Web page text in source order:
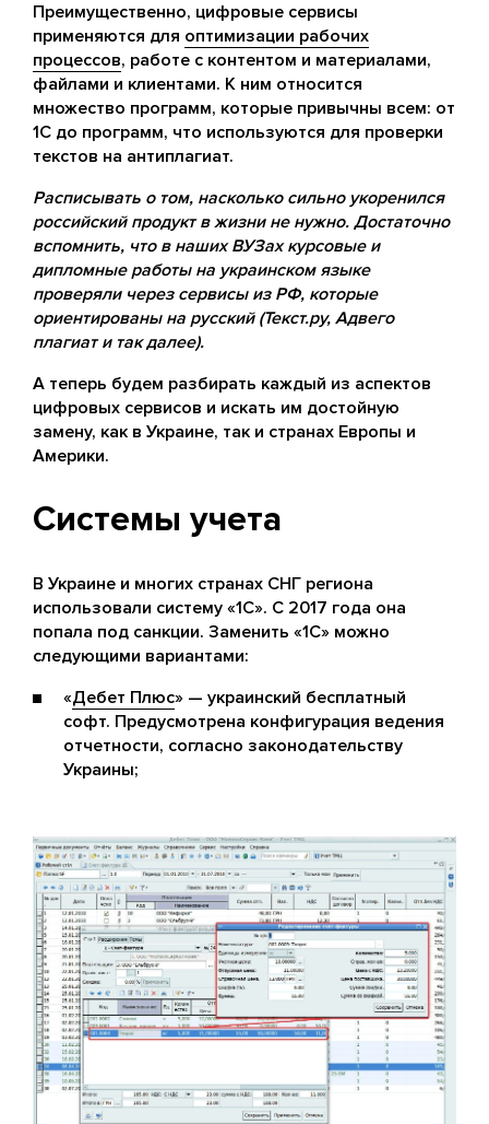
Преимущественно, цифровые сервисы
применяются для оптимизации рабочих
процессов, работе с контентом и материалами,
файлами и клиентами. К ним относится
множество программ, которые привычны всем: от
1С до программ, что используются для проверки
текстов на антиплагиат.
Расписывать о том, насколько сильно укоренился
российский продукт в жизни не нужно. Достаточно
вспомнить, что в наших ВУЗах курсовые и
дипломные работы на украинском языке
проверяли через сервисы из РФ, которые
ориентированы на русский (Текст.ру, Адвего
плагиат и так далее).
А теперь будем разбирать каждый из аспектов
цифровых сервисов и искать им достойную
замену, как в Украине, так и странах Европы и
Америки.
Системы учета
В Украине и многих странах СНГ региона
использовали систему «1С». С 2017 года она
попала под санкции. Заменить «1С» можно
следующими вариантами:
«Дебет Плюс» — украинский бесплатный
софт. Предусмотрена конфигурация ведения
отчетности, согласно законодательству
Украины;